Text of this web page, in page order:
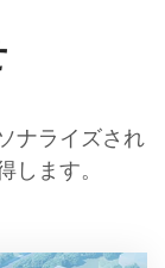
イムリー
題が製品
連する場合
す。技術サ
ムは、お
ポートを
ナライズされ
します。